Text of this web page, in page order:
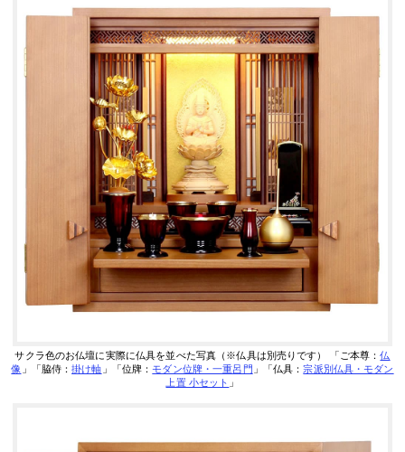
サクラ色のお仏壇に実際に仏具を並べた写真（※仏具は別売りです） 「ご本尊：仏
像 」「脇侍：掛け軸 」「位牌：モダン位牌・一重呂門 」「仏具：宗派別仏具・モダン
上置 小セット 」